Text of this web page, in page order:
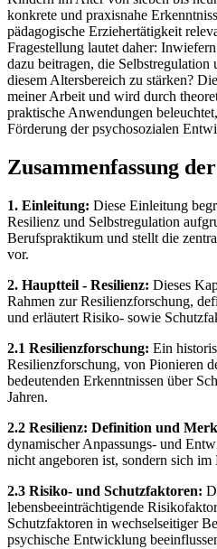
konkrete und praxisnahe
pädagogische Erziehertätigkeit
Fragestellung lautet daher:
dazu beitragen, die
diesem Altersbereich zu stärken?
meiner Arbeit und wird durch
praktische Anwendungen
Förderung der psychosozialen
Zusammenfassung
1. Einleitung: Diese Einleitung
Resilienz und Selbstregulation
Berufspraktikum und stellt die
vor.
2. Hauptteil - Resilienz: Dieses
Rahmen zur Resilienzforschung,
und erläutert Risiko- sowie
2.1 Resilienzforschung: Ein
Resilienzforschung, von Pionieren
bedeutenden Erkenntnissen über
Jahren.
2.2 Resilienz: Definition und
dynamischer Anpassungs- und
nicht angeboren ist, sondern sich
2.3 Risiko- und Schutzfaktoren:
lebensbeeinträchtigende
Schutzfaktoren in wechselseitiger
psychische Entwicklung